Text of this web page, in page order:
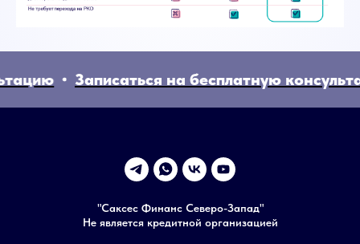
Записаться на бесплатную
"Саксес Финанс Северо-Запад"
Не является кредитной организацией